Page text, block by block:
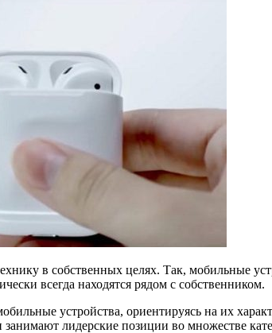
в собственных целях. Так, мобильные
всегда находятся рядом с собственником.
устройства, ориентируясь на их
лидерские позиции во множестве